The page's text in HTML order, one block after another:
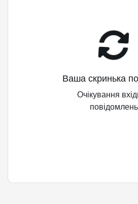
Ваша скринька
Очікування
повідомлень